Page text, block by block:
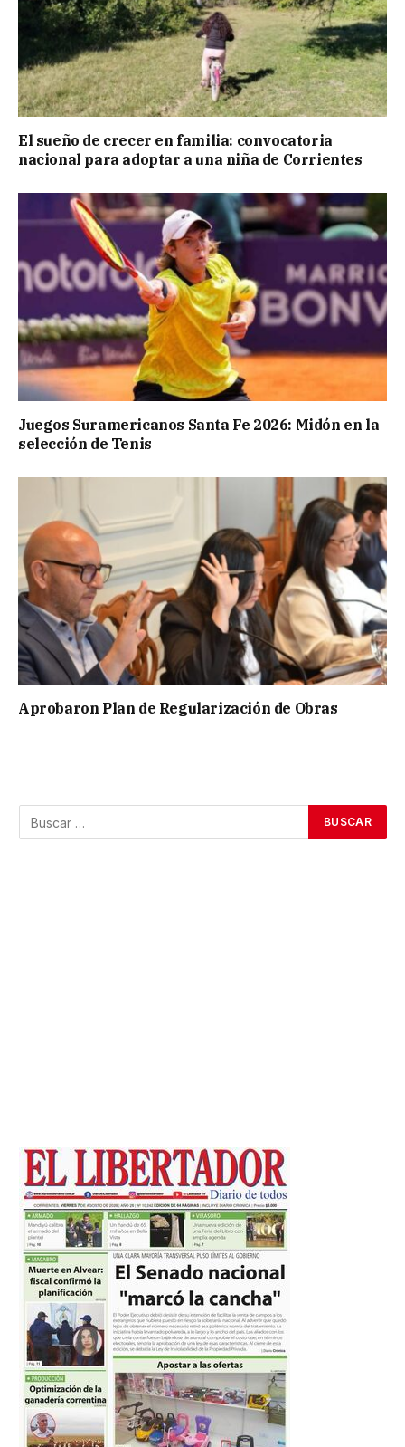
El sueño de crecer en familia: convocatoria
nacional para adoptar a una niña de Corrientes
Juegos Suramericanos Santa Fe 2026: Midón en la
selección de Tenis
Aprobaron Plan de Regularización de Obras